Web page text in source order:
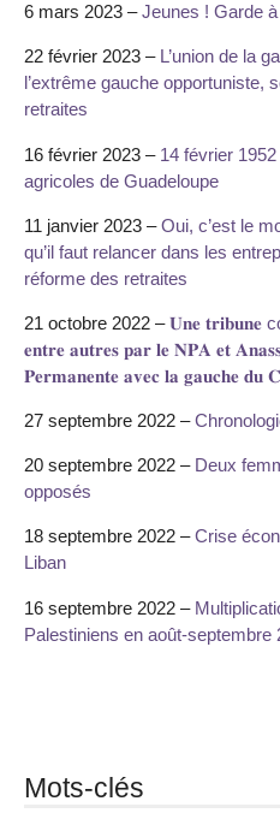
6 mars 2023 –Jeunes ! Garde
22 février 2023 – L’union de la
l’extrême gauche opportuniste,
retraites
16 février 2023 – 14 février
agricoles de Guadeloupe
11 janvier 2023 –Oui, c’est le
qu’il faut relancer dans les
réforme des retraites
21 octobre 2022 –𝐔𝐧𝐞 𝐭𝐫𝐢𝐛𝐮𝐧𝐞
𝐞𝐧𝐭𝐫𝐞 𝐚𝐮𝐭𝐫𝐞𝐬 𝐩𝐚𝐫 𝐥𝐞 𝐍𝐏𝐀 𝐞𝐭
𝐏𝐞𝐫𝐦𝐚𝐧𝐞𝐧𝐭𝐞 𝐚𝐯𝐞𝐜 𝐥𝐚 𝐠𝐚𝐮𝐜𝐡𝐞 𝐝𝐮
27 septembre 2022 –
20 septembre 2022 – Deux
opposés
18 septembre 2022 –Crise
Liban
16 septembre 2022 –
Palestiniens en août-septembre
Mots-clés